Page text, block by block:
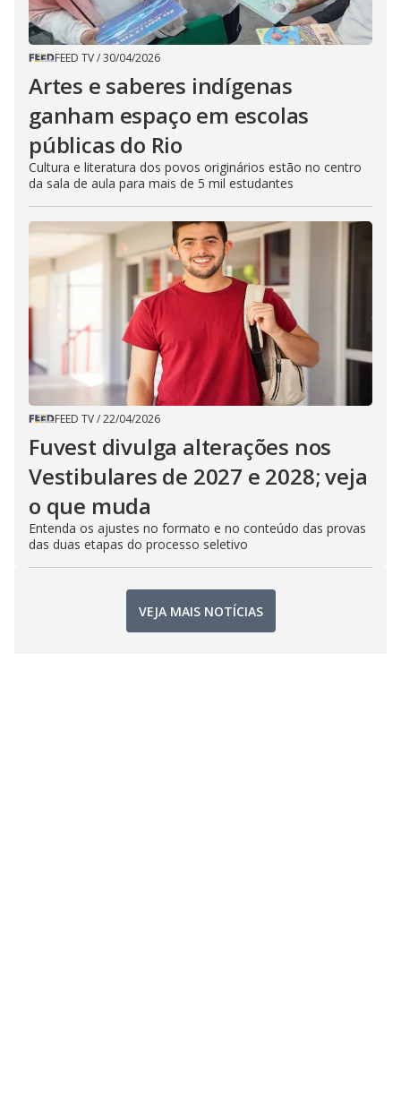
FEED TV/30/04/2026
Artes e saberes indígenas
ganham espaço em escolas
públicas do Rio
Cultura e literatura dos povos originários estão no centro
da sala de aula para mais de 5 mil estudantes
FEED TV/22/04/2026
Fuvest divulga alterações nos
Vestibulares de 2027 e 2028; veja
o que muda
Entenda os ajustes no formato e no conteúdo das provas
das duas etapas do processo seletivo
VEJA MAIS NOTÍCIAS